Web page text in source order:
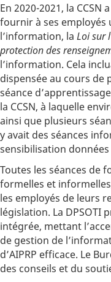
En 2020-2021, la
fournir à ses
l’information, la Loi sur
protection des
l’information. Cela
dispensée au cours de
séance
la CCSN, à laquelle
ainsi que plusieurs
y avait des séances
sensibilisation
Toutes les séances de
formelles et
les employés de leurs
législation. La DPSOTI
intégrée, mettant
de gestion de
d’AIPRP efficace. Le
des conseils et du